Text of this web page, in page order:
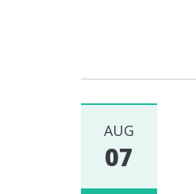
Kúty
AUG
07